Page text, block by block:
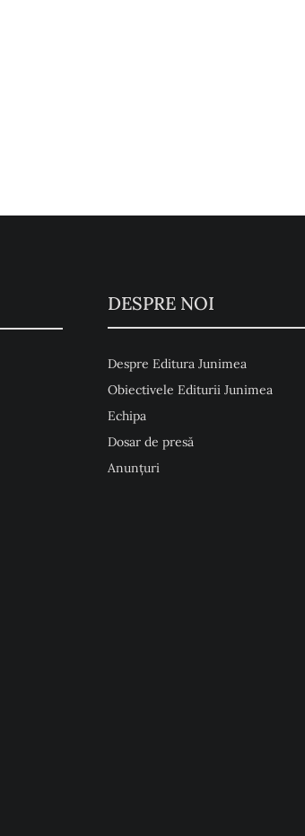
DESPRE NOI
Despre Editura Junimea
Obiectivele Editurii Junimea
Echipa
Dosar de presă
Anunţuri